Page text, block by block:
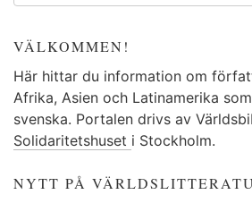
VÄLKOMMEN!
Här hittar du information om
Afrika, Asien och Latinamerika
svenska. Portalen drivs av
Solidaritetshuset i Stockholm.
NYTT PÅ